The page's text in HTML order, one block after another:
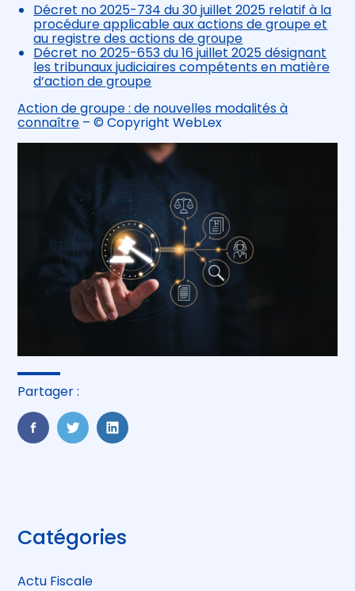
Décret no 2025-734 du 30 juillet 2025 relatif à la
procédure applicable aux actions de groupe et
au registre des actions de groupe
Décret no 2025-653 du 16 juillet 2025 désignant
les tribunaux judiciaires compétents en matière
d’action de groupe
Action de groupe : de nouvelles modalités à
connaître – © Copyright WebLex
Partager :
FaceBook
TwitterLinkedIn
Blog
sidebar
Catégories
Actu Fiscale